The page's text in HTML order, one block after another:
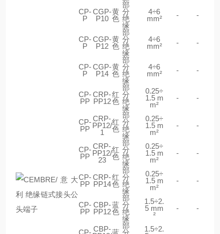
CP-
P
CGP-
P10
黄
色
部
分
绝
缘
4÷6
mm²
- -
CP-
P
CGP-
P12
黄
色
部
分
绝
缘
4÷6
mm²
- -
CP-
P
CGP-
P14
黄
色
部
分
绝
缘
4÷6
mm²
- -
CP-
PP
CRP-
PP12
红
色
部
分
绝
缘
0.25÷
1.5 m
m²
- -
CP-
PP
CRP-
PP12/
1
红
色
部
分
绝
缘
0.25÷
1.5 m
m²
- -
CP-
PP
CRP-
PP12/
23
红
色
部
分
绝
缘
0.25÷
1.5 m
m²
- -
CP-
PP
CRP-
PP14
红
色
部
分
绝
缘
0.25÷
1.5 m
m²
- -
CP-
PP
CBP-
PP12
蓝
色
部
分
绝
缘
1.5÷2.
5 mm
²
- -
CP- CBP-蓝
部
分
1.5÷2.